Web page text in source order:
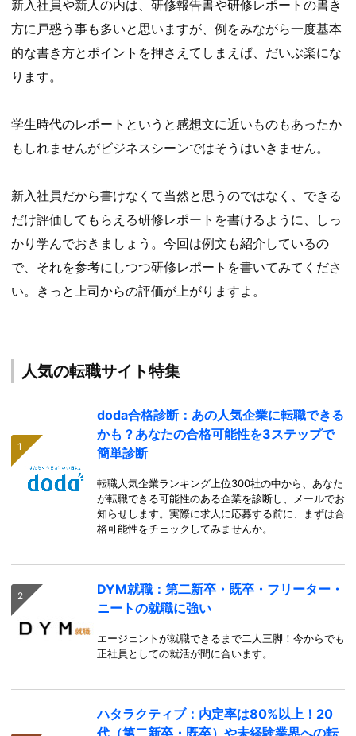
新入社員や新人の内は、研修報告書や研修レポートの書き
方に戸惑う事も多いと思いますが、例をみながら一度基本
的な書き方とポイントを押さえてしまえば、だいぶ楽にな
ります。
学生時代のレポートというと感想文に近いものもあったか
もしれませんがビジネスシーンではそうはいきません。
新入社員だから書けなくて当然と思うのではなく、できる
だけ評価してもらえる研修レポートを書けるように、しっ
かり学んでおきましょう。今回は例文も紹介しているの
で、それを参考にしつつ研修レポートを書いてみてくださ
い。きっと上司からの評価が上がりますよ。
人気の転職サイト特集
doda合格診断：あの人気企業に転職できる
かも？あなたの合格可能性を3ステップで
簡単診断
転職人気企業ランキング上位300社の中から、あなた
が転職できる可能性のある企業を診断し、メールでお
知らせします。実際に求人に応募する前に、まずは合
格可能性をチェックしてみませんか。
DYM就職：第二新卒・既卒・フリーター・
ニートの就職に強い
エージェントが就職できるまで二人三脚！今からでも
正社員としての就活が間に合います。
ハタラクティブ：内定率は80%以上！20
代（第二新卒・既卒）や未経験業界への転